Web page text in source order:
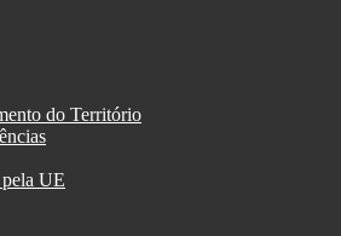
do Território
UE